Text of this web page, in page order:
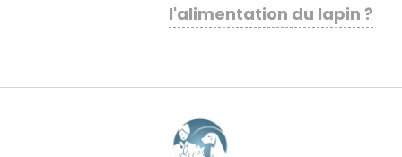
l'alimentation du lapin ?